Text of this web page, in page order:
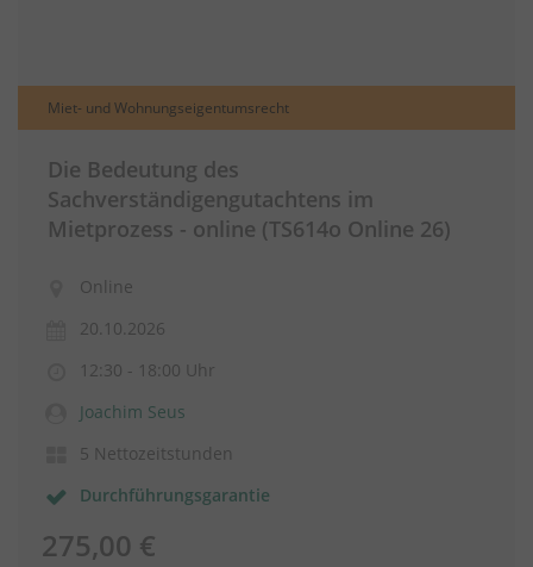
Miet- und Wohnungseigentumsrecht
Die Bedeutung des
Sachverständigengutachtens im
Mietprozess - online (TS614o Online 26)
Online
20.10.2026
12:30 - 18:00 Uhr
Joachim Seus
5 Nettozeitstunden
Durchführungsgarantie
275,00 €